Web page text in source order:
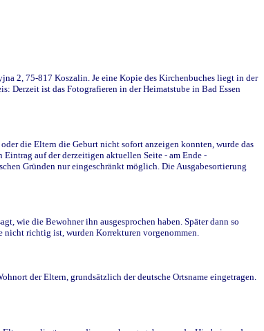
2, 75-817 Koszalin. Je eine Kopie des Kirchenbuches liegt in der
Derzeit ist das Fotografieren in der Heimatstube in Bad Essen
die Eltern die Geburt nicht sofort anzeigen konnten, wurde das
auf der derzeitigen aktuellen Seite - am Ende -
Gründen nur eingeschränkt möglich. Die Ausgabesortierung
wie die Bewohner ihn ausgesprochen haben. Später dann so
nicht richtig ist, wurden Korrekturen vorgenommen.
der Eltern, grundsätzlich der deutsche Ortsname eingetragen.